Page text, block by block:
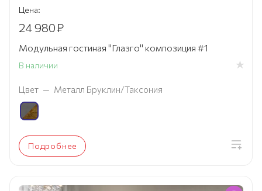
Цена:
24 980₽
Модульная гостиная "Глазго" композиция #1
В наличии
Цвет — Металл Бруклин/Таксония
Подробнее